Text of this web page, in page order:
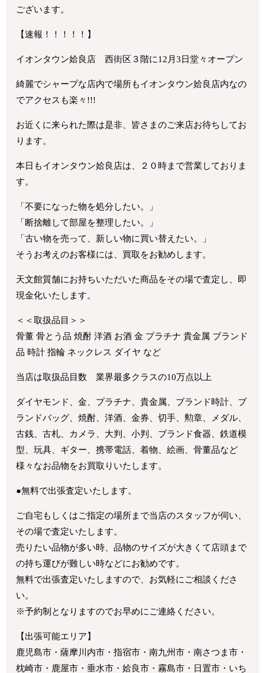
ございます。
【速報！！！！！】
イオンタウン姶良店 西街区３階に12月3日堂々オープン
綺麗でシャープな店内で場所もイオンタウン姶良店内なの
でアクセスも楽々!!!
お近くに来られた際は是非、皆さまのご来店お待ちしてお
ります。
本日もイオンタウン姶良店は、２０時まで営業しておりま
す。
「不要になった物を処分したい。」
「断捨離して部屋を整理したい。」
「古い物を売って、新しい物に買い替えたい。」
そうお考えのお客様には、買取をお勧めします。
天文館質舗にお持ちいただいた商品をその場で査定し、即
現金化いたします。
＜＜取扱品目＞＞
骨董 骨とう品 焼酎 洋酒 お酒 金 プラチナ 貴金属 ブランド
品 時計 指輪 ネックレス ダイヤ など
当店は取扱品目数 業界最多クラスの10万点以上
ダイヤモンド、金、プラチナ、貴金属、ブランド時計、ブ
ランドバッグ、焼酎、洋酒、金券、切手、勲章、メダル、
古銭、古札、カメラ、大判、小判、ブランド食器、鉄道模
型、玩具、ギター、携帯電話、着物、絵画、骨董品など
様々なお品物をお買取りいたします。
●無料で出張査定いたします。
ご自宅もしくはご指定の場所まで当店のスタッフが伺い、
その場で査定いたします。
売りたい品物が多い時、品物のサイズが大きくて店頭まで
の持ち運びが難しい時などにお勧めです。
無料で出張査定いたしますので、お気軽にご相談くださ
い。
※予約制となりますのでお早めにご連絡ください。
【出張可能エリア】
鹿児島市・薩摩川内市・指宿市・南九州市・南さつま市・
枕崎市・鹿屋市・垂水市・姶良市・霧島市・日置市・いち